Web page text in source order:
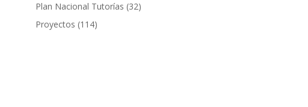
Plan Nacional Tutorías (32)
Proyectos (114)